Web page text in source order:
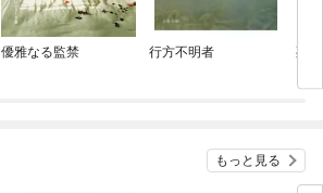
優雅なる監禁 行方不明者 死
もっと見る